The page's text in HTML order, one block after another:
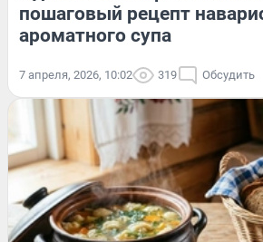
пошаговый рецепт
ароматного супа
7 апреля, 2026, 10:02 319 Обсудить